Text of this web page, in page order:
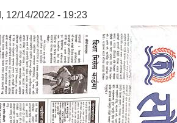
12/14/2022 - 19:23